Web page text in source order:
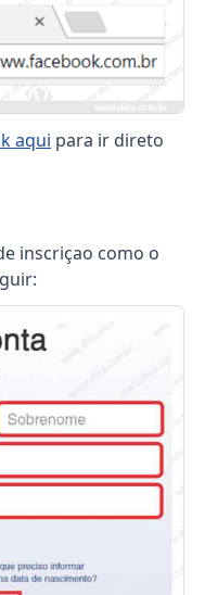
aqui para ir direto
inscriçao como o